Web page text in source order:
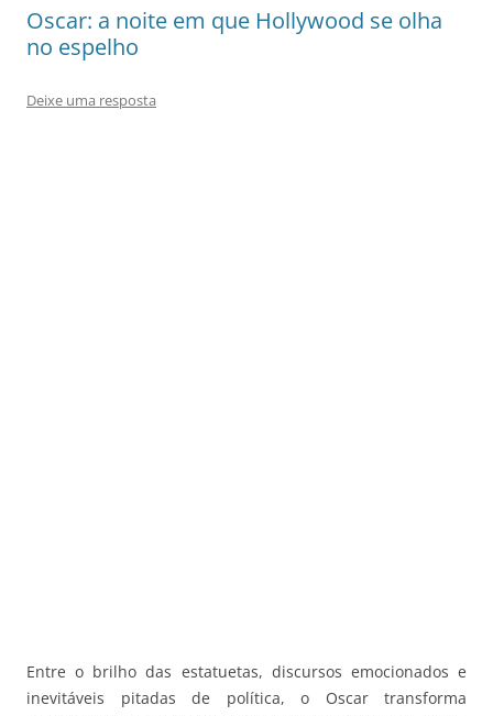
Oscar: a noite em que Hollywood se olha
no espelho
Deixe uma resposta
Entre o brilho das estatuetas, discursos emocionados e
inevitáveis pitadas de política, o Oscar transforma